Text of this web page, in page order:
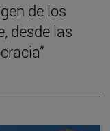
de los
desde las